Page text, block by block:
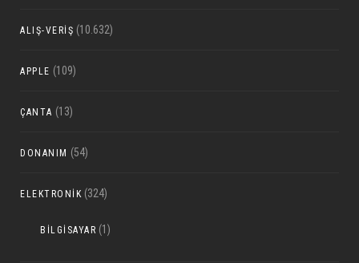
ALIŞ-VERIŞ (10.632)
APPLE (109)
ÇANTA (13)
DONANIM (54)
ELEKTRONIK (324)
BILGISAYAR (1)